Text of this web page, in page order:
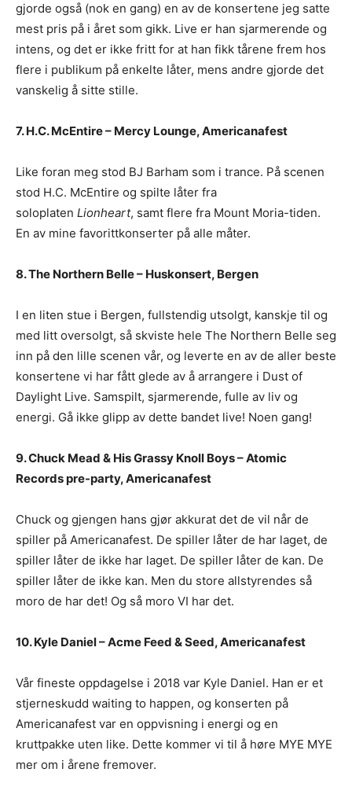
gjorde også (nok en gang) en av de konsertene jeg satte
mest pris på i året som gikk. Live er han sjarmerende og
intens, og det er ikke fritt for at han fikk tårene frem hos
flere i publikum på enkelte låter, mens andre gjorde det
vanskelig å sitte stille.
7. H.C. McEntire – Mercy Lounge, Americanafest
Like foran meg stod BJ Barham som i trance. På scenen
stod H.C. McEntire og spilte låter fra
soloplaten Lionheart, samt flere fra Mount Moria-tiden.
En av mine favorittkonserter på alle måter.
8. The Northern Belle – Huskonsert, Bergen
I en liten stue i Bergen, fullstendig utsolgt, kanskje til og
med litt oversolgt, så skviste hele The Northern Belle seg
inn på den lille scenen vår, og leverte en av de aller beste
konsertene vi har fått glede av å arrangere i Dust of
Daylight Live. Samspilt, sjarmerende, fulle av liv og
energi. Gå ikke glipp av dette bandet live! Noen gang!
9. Chuck Mead & His Grassy Knoll Boys – Atomic
Records pre-party, Americanafest
Chuck og gjengen hans gjør akkurat det de vil når de
spiller på Americanafest. De spiller låter de har laget, de
spiller låter de ikke har laget. De spiller låter de kan. De
spiller låter de ikke kan. Men du store allstyrendes så
moro de har det! Og så moro VI har det.
10. Kyle Daniel – Acme Feed & Seed, Americanafest
Vår fineste oppdagelse i 2018 var Kyle Daniel. Han er et
stjerneskudd waiting to happen, og konserten på
Americanafest var en oppvisning i energi og en
kruttpakke uten like. Dette kommer vi til å høre MYE MYE
mer om i årene fremover.